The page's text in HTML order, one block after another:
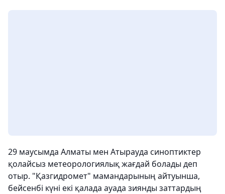
29 маусымда Алматы мен Атырауда синоптиктер
қолайсыз метеорологиялық жағдай болады деп
отыр. "Қазгидромет" мамандарының айтуынша,
бейсенбі күні екі қалада ауада зиянды заттардың